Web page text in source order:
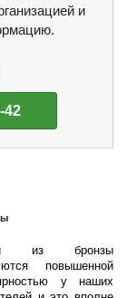
и
42
из бронзы
повышенной
у наших